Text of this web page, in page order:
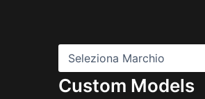
Custom Models